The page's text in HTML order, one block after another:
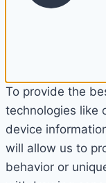
To provide the
technologies like
device
will allow us to
behavior or